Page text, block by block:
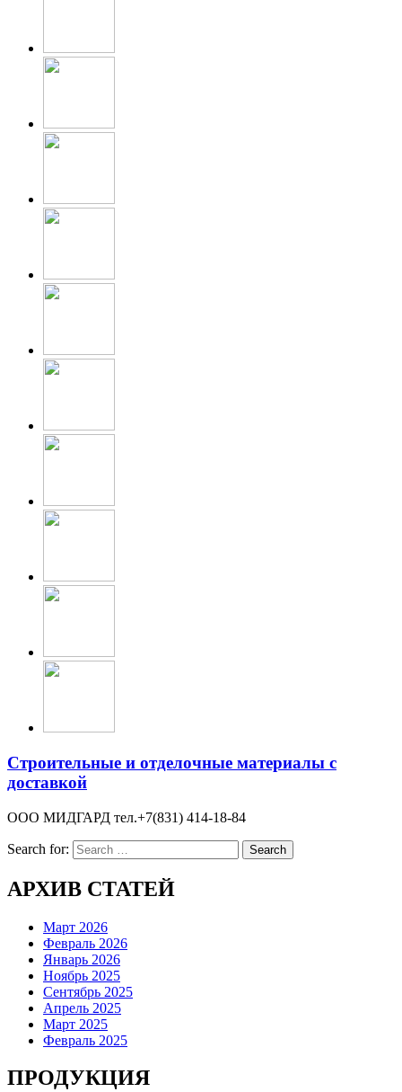
Строительные и отделочные материалы с
доставкой
ООО МИДГАРД тел.+7(831) 414-18-84
Search for:
АРХИВ СТАТЕЙ
Март 2026
Февраль 2026
Январь 2026
Ноябрь 2025
Сентябрь 2025
Апрель 2025
Март 2025
Февраль 2025
ПРОДУКЦИЯ